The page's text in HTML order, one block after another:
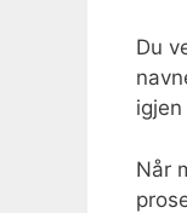
Du
Når